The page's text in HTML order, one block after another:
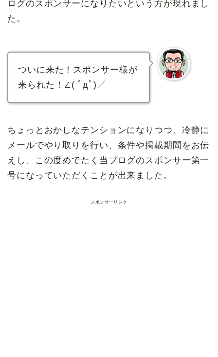
ログのスポンサーになりたいという方が現れまし
た。
ついに来た！スポンサー様が
来られた！∠( ﾟдﾟ)／
ちょっとおかしなテンションになりつつ、冷静に
メールでやり取りを行い、条件や掲載期間をお伝
えし、この度めでたく当ブログのスポンサー第一
号になっていただくことが出来ました。
スポンサーリンク